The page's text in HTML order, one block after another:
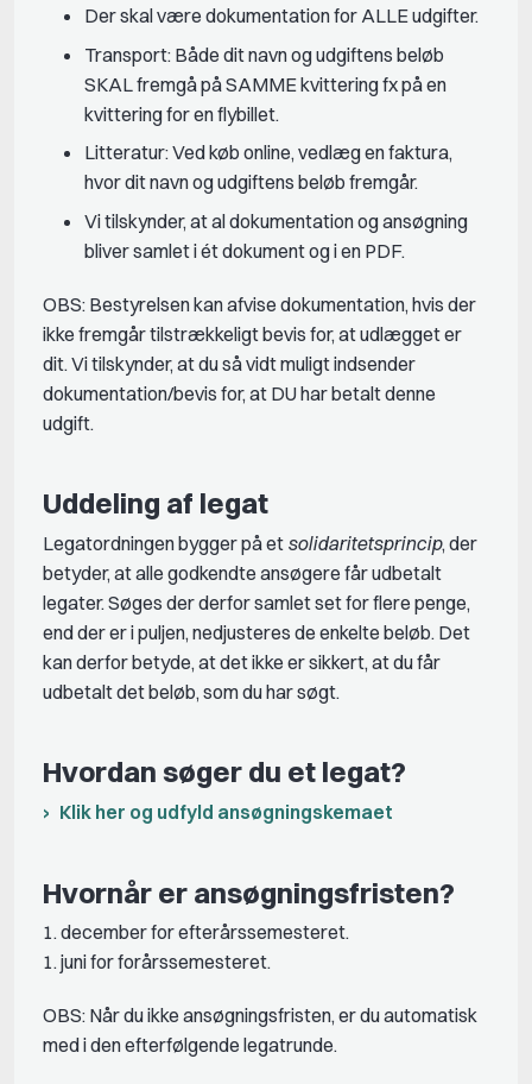
Der skal være dokumentation for ALLE udgifter.
Transport: Både dit navn og udgiftens beløb
SKAL fremgå på SAMME kvittering fx på en
kvittering for en flybillet.
Litteratur: Ved køb online, vedlæg en faktura,
hvor dit navn og udgiftens beløb fremgår.
Vi tilskynder, at al dokumentation og ansøgning
bliver samlet i ét dokument og i en PDF.
OBS: Bestyrelsen kan afvise dokumentation, hvis der
ikke fremgår tilstrækkeligt bevis for, at udlægget er
dit. Vi tilskynder, at du så vidt muligt indsender
dokumentation/bevis for, at DU har betalt denne
udgift.
Uddeling af legat
Legatordningen bygger på et solidaritetsprincip, der
betyder, at alle godkendte ansøgere får udbetalt
legater. Søges der derfor samlet set for flere penge,
end der er i puljen, nedjusteres de enkelte beløb. Det
kan derfor betyde, at det ikke er sikkert, at du får
udbetalt det beløb, som du har søgt.
Hvordan søger du et legat?
Klik her og udfyld ansøgningskemaet
Hvornår er ansøgningsfristen?
1. december for efterårssemesteret.
1. juni for forårssemesteret.
OBS: Når du ikke ansøgningsfristen, er du automatisk
med i den efterfølgende legatrunde.